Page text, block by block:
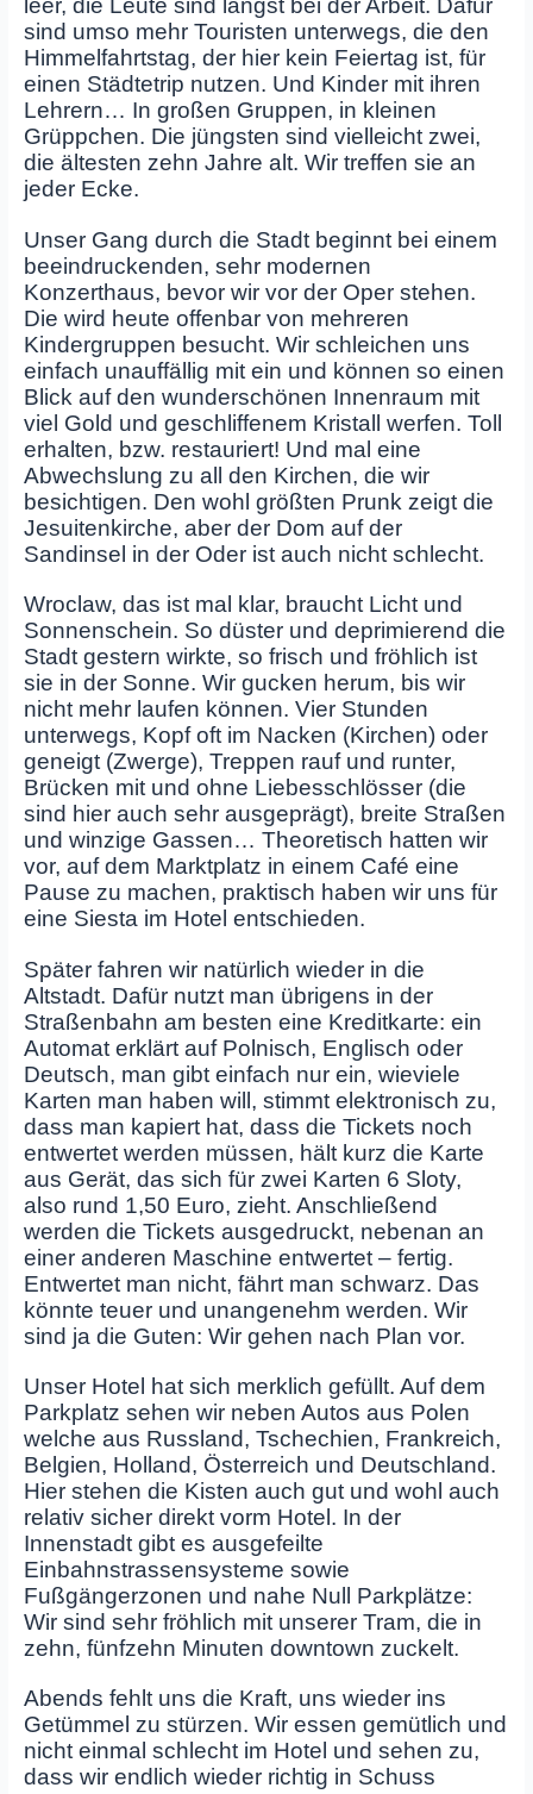
leer, die Leute sind längst bei der Arbeit. Dafür
sind umso mehr Touristen unterwegs, die den
Himmelfahrtstag, der hier kein Feiertag ist, für
einen Städtetrip nutzen. Und Kinder mit ihren
Lehrern… In großen Gruppen, in kleinen
Grüppchen. Die jüngsten sind vielleicht zwei,
die ältesten zehn Jahre alt. Wir treffen sie an
jeder Ecke.
Unser Gang durch die Stadt beginnt bei einem
beeindruckenden, sehr modernen
Konzerthaus, bevor wir vor der Oper stehen.
Die wird heute offenbar von mehreren
Kindergruppen besucht. Wir schleichen uns
einfach unauffällig mit ein und können so einen
Blick auf den wunderschönen Innenraum mit
viel Gold und geschliffenem Kristall werfen. Toll
erhalten, bzw. restauriert! Und mal eine
Abwechslung zu all den Kirchen, die wir
besichtigen. Den wohl größten Prunk zeigt die
Jesuitenkirche, aber der Dom auf der
Sandinsel in der Oder ist auch nicht schlecht.
Wroclaw, das ist mal klar, braucht Licht und
Sonnenschein. So düster und deprimierend die
Stadt gestern wirkte, so frisch und fröhlich ist
sie in der Sonne. Wir gucken herum, bis wir
nicht mehr laufen können. Vier Stunden
unterwegs, Kopf oft im Nacken (Kirchen) oder
geneigt (Zwerge), Treppen rauf und runter,
Brücken mit und ohne Liebesschlösser (die
sind hier auch sehr ausgeprägt), breite Straßen
und winzige Gassen… Theoretisch hatten wir
vor, auf dem Marktplatz in einem Café eine
Pause zu machen, praktisch haben wir uns für
eine Siesta im Hotel entschieden.
Später fahren wir natürlich wieder in die
Altstadt. Dafür nutzt man übrigens in der
Straßenbahn am besten eine Kreditkarte: ein
Automat erklärt auf Polnisch, Englisch oder
Deutsch, man gibt einfach nur ein, wieviele
Karten man haben will, stimmt elektronisch zu,
dass man kapiert hat, dass die Tickets noch
entwertet werden müssen, hält kurz die Karte
aus Gerät, das sich für zwei Karten 6 Sloty,
also rund 1,50 Euro, zieht. Anschließend
werden die Tickets ausgedruckt, nebenan an
einer anderen Maschine entwertet – fertig.
Entwertet man nicht, fährt man schwarz. Das
könnte teuer und unangenehm werden. Wir
sind ja die Guten: Wir gehen nach Plan vor.
Unser Hotel hat sich merklich gefüllt. Auf dem
Parkplatz sehen wir neben Autos aus Polen
welche aus Russland, Tschechien, Frankreich,
Belgien, Holland, Österreich und Deutschland.
Hier stehen die Kisten auch gut und wohl auch
relativ sicher direkt vorm Hotel. In der
Innenstadt gibt es ausgefeilte
Einbahnstrassensysteme sowie
Fußgängerzonen und nahe Null Parkplätze:
Wir sind sehr fröhlich mit unserer Tram, die in
zehn, fünfzehn Minuten downtown zuckelt.
Abends fehlt uns die Kraft, uns wieder ins
Getümmel zu stürzen. Wir essen gemütlich und
nicht einmal schlecht im Hotel und sehen zu,
dass wir endlich wieder richtig in Schuss